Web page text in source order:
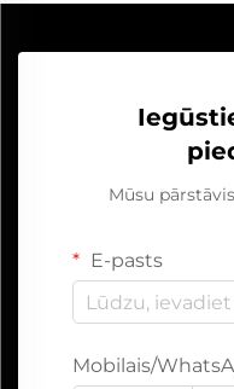
Mūsu
E-pasts
Mobilais/